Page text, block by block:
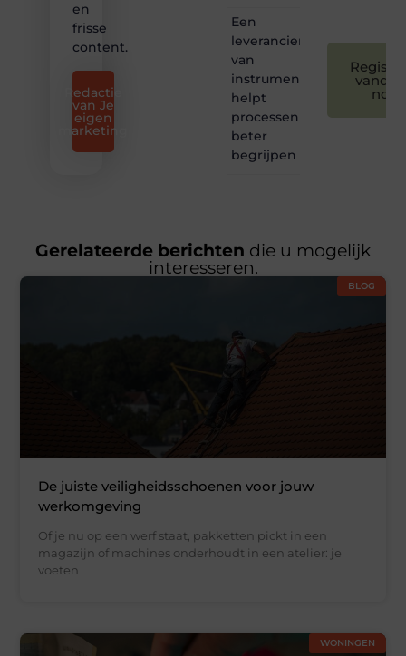
en
frisse
content.
Redactie
van Je
eigen
marketing
Een
leverancier
van
instrumentatie
helpt
processen
beter
begrijpen
nog
Gerelateerde berichten die u mogelijk
interesseren.
BLOG
De juiste veiligheidsschoenen voor jouw
werkomgeving
Of je nu op een werf staat, pakketten pickt in een
magazijn of machines onderhoudt in een atelier: je
voeten
WONINGEN